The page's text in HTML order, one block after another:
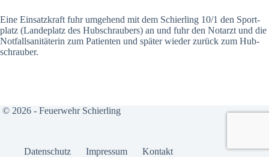
Eine Ein­satz­kraft fuhr umge­hend mit dem Schier­ling 10/1 den Sport­
platz (Lan­de­platz des Hub­schrau­bers) an und fuhr den Not­arzt und die
Not­fall­sa­ni­tä­te­rin zum Pati­en­ten und spä­ter wie­der zurück zum Hub­
schrau­ber.
© 2026 - Feuerwehr Schierling
Daten­schutz Impres­sum Kon­takt